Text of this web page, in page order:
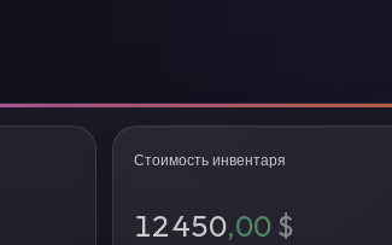
Стоимость инвентаря
12 450,00$